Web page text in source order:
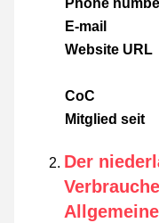
Phone
E-mail
Website URL
CoC
Mitglied seit
Der